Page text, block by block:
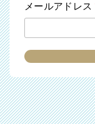
メールアドレス